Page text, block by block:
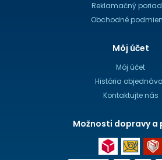
Reklamačný
Obchodné
Môj účet
Môj účet
História
Kontaktujte nás
Možnosti dopravy a